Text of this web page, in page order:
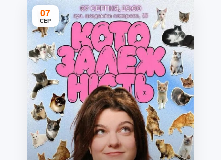
07
СЕР